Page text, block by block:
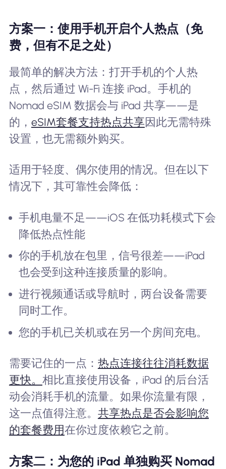
方案一：使用手机开启个人热点（免
费，但有不足之处）
最简单的解决方法：打开手机的个人热
点，然后通过 Wi-Fi 连接 iPad。手机的
Nomad eSIM 数据会与 iPad 共享——是
的， eSIM套餐支持热点共享因此无需特殊
设置，也无需额外购买。
适用于轻度、偶尔使用的情况。但在以下
情况下，其可靠性会降低：
手机电量不足——iOS 在低功耗模式下会
降低热点性能
你的手机放在包里，信号很差——iPad
也会受到这种连接质量的影响。
进行视频通话或导航时，两台设备需要
同时工作。
您的手机已关机或在另一个房间充电。
需要记住的一点： 热点连接往往消耗数据
更快。 相比直接使用设备，iPad 的后台活
动会消耗手机的流量。如果你流量有限，
这一点值得注意。 共享热点是否会影响您
的套餐费用在你过度依赖它之前。
方案二：为您的 iPad 单独购买 Nomad